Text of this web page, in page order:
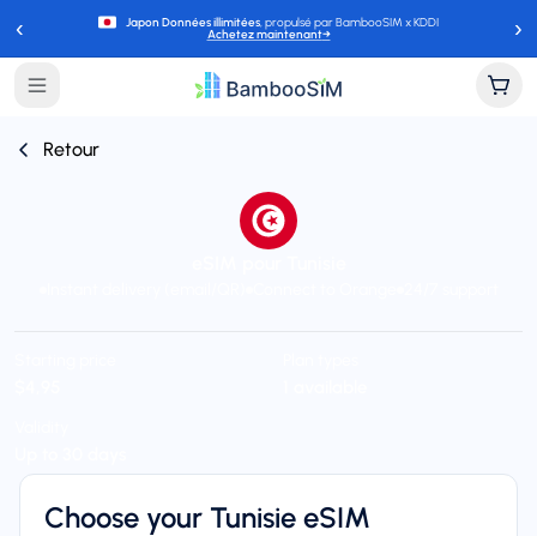
‹ Japon Données illimitées, propulsé par BambooSIM x KDDI
Achetez maintenant→ ›
Retour
Choose your Tunisie eSIM